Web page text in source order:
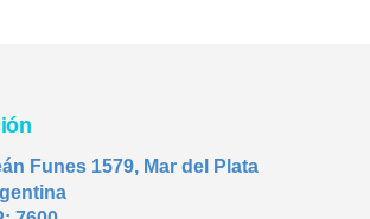
Funes 1579, Mar del Plata